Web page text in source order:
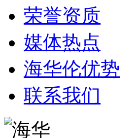
荣誉资质
媒体热点
海华伦优势
联系我们